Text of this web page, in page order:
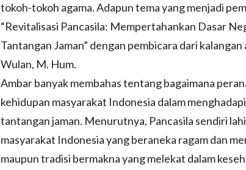
tokoh-tokoh agama. Adapun tema yang menjadi
“Revitalisasi Pancasila: Mempertahankan Dasar
Tantangan Jaman” dengan pembicara dari kalangan
Wulan, M. Hum.
Ambar banyak membahas tentang bagaimana
kehidupan masyarakat Indonesia dalam
tantangan jaman. Menurutnya, Pancasila sendiri
masyarakat Indonesia yang beraneka ragam dan
maupun tradisi bermakna yang melekat dalam